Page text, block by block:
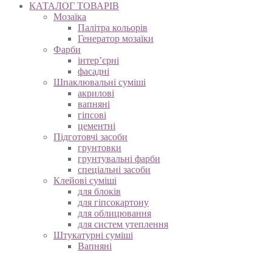
КАТАЛОГ ТОВАРІВ
Мозаїка
Палітра кольорів
Генератор мозаїки
Фарби
інтер’єрні
фасадні
Шпаклювальні суміші
акрилові
вапняні
гіпсові
цементні
Підготовчі засоби
грунтовки
грунтувальні фарби
спеціальні засоби
Клейові суміші
для блоків
для гіпсокартону
для облицювання
для систем утеплення
Штукатурні суміші
Вапняні